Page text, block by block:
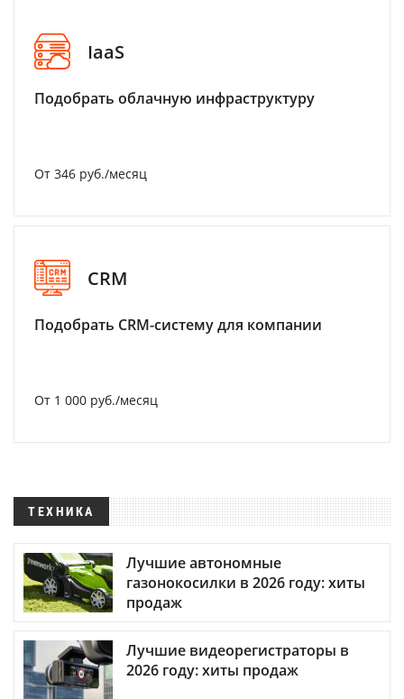
IaaS
Подобрать облачную инфраструктуру
От 346 руб./месяц
CRM
Подобрать CRM-систему для компании
От 1 000 руб./месяц
ТЕХНИКА
Лучшие автономные
газонокосилки в 2026 году: хиты
продаж
Лучшие видеорегистраторы в
2026 году: хиты продаж